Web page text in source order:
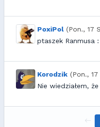
PoxiPol (Pon., 17
ptaszek Ranmusa
Korodzik (Pon.,
Nie wiedziałem,